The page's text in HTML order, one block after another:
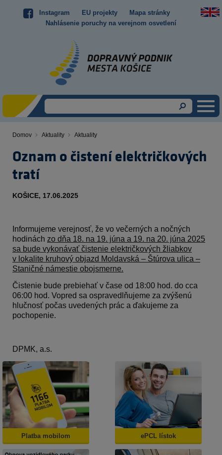
Instagram EU projekty
Mapa stránky
Nahlásenie poruchy na verejnom osvetlení
Domov Aktuality Aktuality
Oznam o čistení električkových
tratí
Obsah
KOŠICE, 17.06.2025
Informujeme verejnosť, že vo večerných a nočných
hodinách zo dňa 18. na 19. júna a 19. na 20. júna 2025
sa bude vykonávať čistenie električkových žliabkov
v lokalite kruhový objazd Moldavská – Štúrova ulica –
Staničné námestie obojsmerne.
Čistenie bude prebiehať v čase od 18:00 hod. do cca
06:00 hod. Vopred sa ospravedlňujeme za zvýšenú
hlučnosť počas uvedených prác a ďakujeme za
pochopenie.
DPMK, a.s.
Platba mobilom ePCL lístok